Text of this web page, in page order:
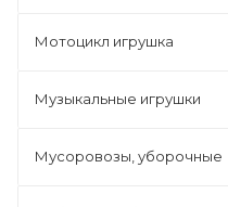
Мотоцикл игрушка
Музыкальные игрушки
Мусоровозы, уборочные